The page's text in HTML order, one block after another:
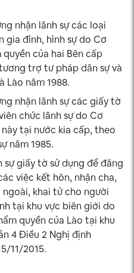
nhận lãnh sự các loại
gia đình, hình sự do Cơ
của hai Bên cấp
trợ tư pháp dân sự và
Lào năm 1988.
nhận lãnh sự các giấy tờ
chức lãnh sự do Cơ
tại nước kia cấp, theo
năm 1985.
sự giấy tờ sử dụng để đăng
việc kết hôn, nhận cha,
khai tử cho người
tại khu vực biên giới do
quyền của Lào tại khu
4 Điều 2 Nghị định
11/2015.